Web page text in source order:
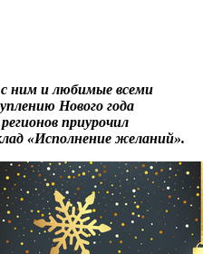
с ним и любимые всеми
Нового года
приурочил
«Исполнение желаний».